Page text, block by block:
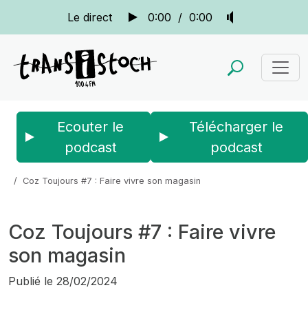
Le direct 0:00 / 0:00
Ecouter le
podcast
Télécharger le
podcast
Coz Toujours #7 : Faire vivre son magasin
Coz Toujours #7 : Faire vivre
son magasin
Publié le 28/02/2024